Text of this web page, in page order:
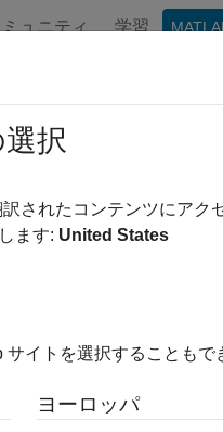
ミュニティ 学習
信デバイスと
®ハードウェアに接続
ハードウェアに接続
デバイス
デバイス
択
されたコンテンツにア
ます: United States
イトを選択することもで
ヨーロッパ